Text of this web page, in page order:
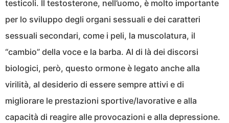
testicoli. Il testosterone, nell’uomo, è molto importante
per lo sviluppo degli organi sessuali e dei caratteri
sessuali secondari, come i peli, la muscolatura, il
“cambio” della voce e la barba. Al di là dei discorsi
biologici, però, questo ormone è legato anche alla
virilità, al desiderio di essere sempre attivi e di
migliorare le prestazioni sportive/lavorative e alla
capacità di reagire alle provocazioni e alla depressione.